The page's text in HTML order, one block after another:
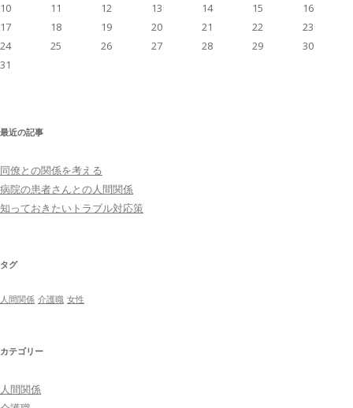
10
11 12 13 14 15
16
17
18 19 20 21 22
23
24
25 26 27 28 29
30
31
最近の記事
同僚との関係を考える
病院の患者さんとの人間関係
知っておきたいトラブル対応策
タグ
人間関係 介護職 女性
カテゴリー
人間関係